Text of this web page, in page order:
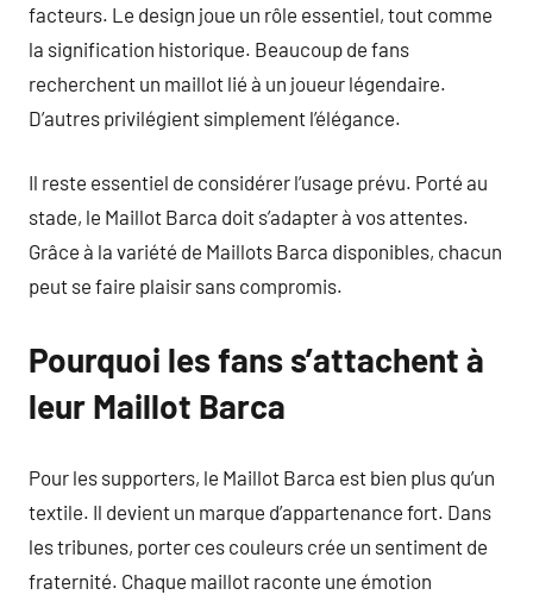
facteurs. Le design joue un rôle essentiel, tout comme
la signification historique. Beaucoup de fans
recherchent un maillot lié à un joueur légendaire.
D’autres privilégient simplement l’élégance.
Il reste essentiel de considérer l’usage prévu. Porté au
stade, le Maillot Barca doit s’adapter à vos attentes.
Grâce à la variété de Maillots Barca disponibles, chacun
peut se faire plaisir sans compromis.
Pourquoi les fans s’attachent à
leur Maillot Barca
Pour les supporters, le Maillot Barca est bien plus qu’un
textile. Il devient un marque d’appartenance fort. Dans
les tribunes, porter ces couleurs crée un sentiment de
fraternité. Chaque maillot raconte une émotion